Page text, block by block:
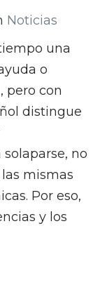
Noticias
una
o
pero con
distingue
no
mismas
Por eso,
y los